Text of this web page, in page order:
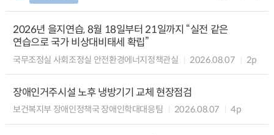
2026년 을지연습, 8월 18일부터 21일까지 “실전 같은
연습으로 국가 비상대비태세 확립”
국무조정실 사회조정실 안전환경에너지정책관실 2026.08.07 2p
장애인거주시설 노후 냉방기기 교체 현장점검
보건복지부 장애인정책국 장애인학대대응팀 2026.08.07 4p